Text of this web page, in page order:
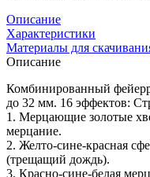
Описание
Характеристики
Материалы для
Описание
Комбинированный
до 32 мм. 16 эффектов:
1. Мерцающие золотые
мерцание.
2. Желто-сине-красная
(трещащий дождь).
3. Красно-сине-белая